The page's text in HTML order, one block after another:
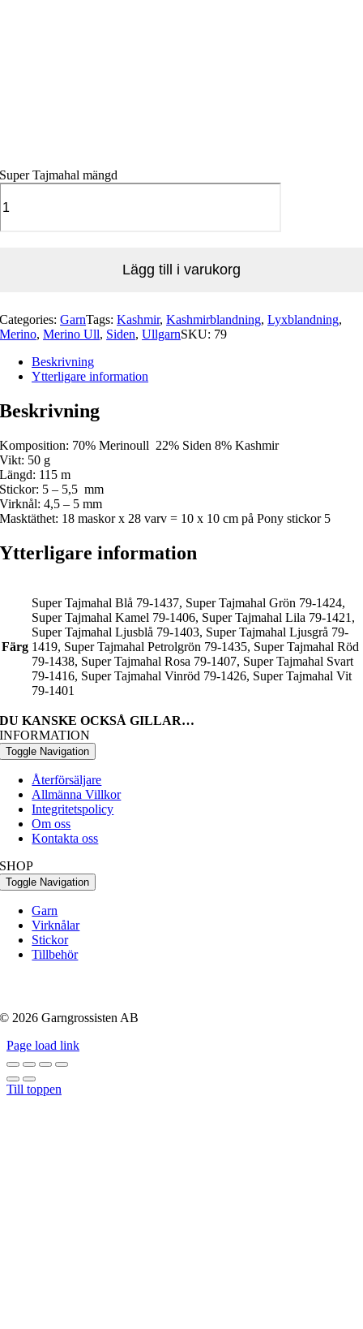
Super Tajmahal mängd
Lägg till i varukorg
Categories:GarnTags:Kashmir,Kashmirblandning,Lyxblandning,
Merino,Merino Ull, Siden,UllgarnSKU: 79
Beskrivning
Ytterligare information
Beskrivning
Komposition: 70% Merinoull 22% Siden 8% Kashmir
Vikt: 50 g
Längd: 115 m
Stickor: 5 – 5,5 mm
Virknål: 4,5 – 5 mm
Masktäthet: 18 maskor x 28 varv = 10 x 10 cm på Pony stickor 5
Ytterligare information
Färg
Super Tajmahal Blå 79-1437, Super Tajmahal Grön 79-1424,
Super Tajmahal Kamel 79-1406, Super Tajmahal Lila 79-1421,
Super Tajmahal Ljusblå 79-1403, Super Tajmahal Ljusgrå 79-
1419, Super Tajmahal Petrolgrön 79-1435, Super Tajmahal Röd
79-1438, Super Tajmahal Rosa 79-1407, Super Tajmahal Svart
79-1416, Super Tajmahal Vinröd 79-1426, Super Tajmahal Vit
79-1401
DU KANSKE OCKSÅ GILLAR…
INFORMATION
Toggle Navigation
Återförsäljare
Allmänna Villkor
Integritetspolicy
Om oss
Kontakta oss
SHOP
Toggle Navigation
Garn
Virknålar
Stickor
Tillbehör
© 2026 Garngrossisten AB
Page load link
Till toppen